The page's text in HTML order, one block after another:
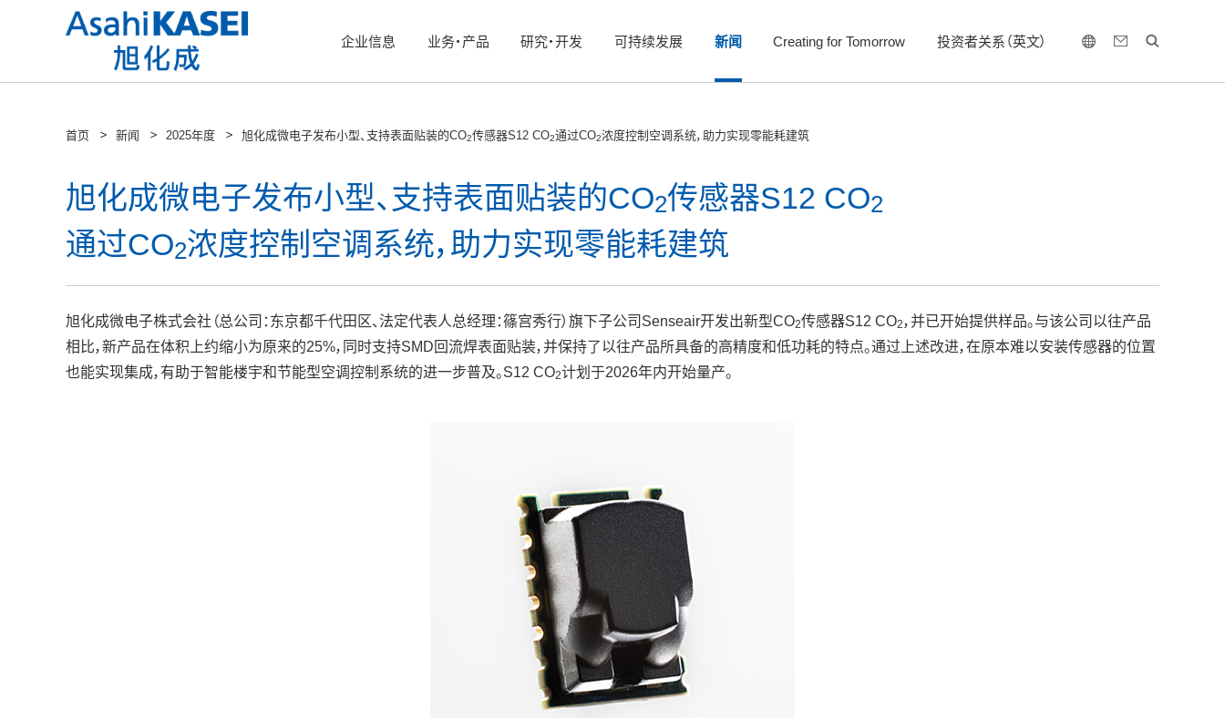
企业信息 业务・产品 研究・开发 可持续发展 新闻 Creating for Tomorrow 投资者关系（英文）
首页 新闻 2025年度 旭化成微电子发布小型、支持表面贴装的CO2传感器S12 CO2通过CO2浓度控制空调系统，助力实现零能耗建筑
旭化成微电子发布小型、支持表面贴装的CO2传感器S12 CO2
通过CO2浓度控制空调系统，助力实现零能耗建筑
旭化成微电子株式会社（总公司：东京都千代田区、法定代表人总经理：篠宫秀行）旗下子公司Senseair开发出新型CO2传感器S12 CO2，并已开始提供样品。与该公司以往产品
相比，新产品在体积上约缩小为原来的25%，同时支持SMD回流焊表面贴装，并保持了以往产品所具备的高精度和低功耗的特点。通过上述改进，在原本难以安装传感器的位置
也能实现集成，有助于智能楼宇和节能型空调控制系统的进一步普及。S12 CO2计划于2026年内开始量产。